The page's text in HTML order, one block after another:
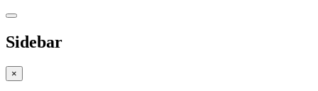
Sidebar
×